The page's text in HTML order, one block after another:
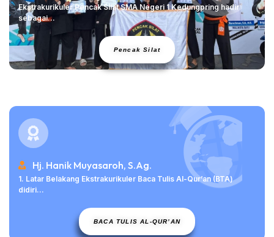
Ekstrakurikuler Pencak Silat SMA Negeri 1 Kedungpring hadir
sebagai...
Pencak Silat
Hj. Hanik Muyasaroh, S.Ag.
1. Latar Belakang Ekstrakurikuler Baca Tulis Al-Qur’an (BTA)
didiri...
BACA TULIS AL-QUR’AN